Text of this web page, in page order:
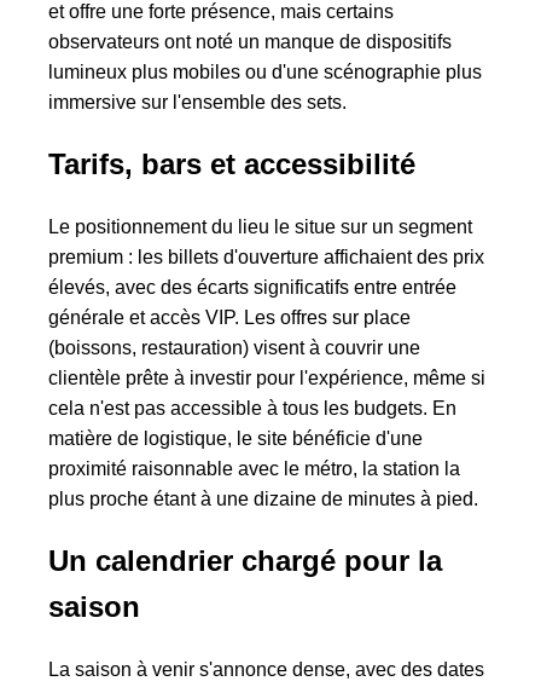
et offre une forte présence, mais certains
observateurs ont noté un manque de dispositifs
lumineux plus mobiles ou d'une scénographie plus
immersive sur l'ensemble des sets.
Tarifs, bars et accessibilité
Le positionnement du lieu le situe sur un segment
premium : les billets d'ouverture affichaient des prix
élevés, avec des écarts significatifs entre entrée
générale et accès VIP. Les offres sur place
(boissons, restauration) visent à couvrir une
clientèle prête à investir pour l'expérience, même si
cela n'est pas accessible à tous les budgets. En
matière de logistique, le site bénéficie d'une
proximité raisonnable avec le métro, la station la
plus proche étant à une dizaine de minutes à pied.
Un calendrier chargé pour la
saison
La saison à venir s'annonce dense, avec des dates